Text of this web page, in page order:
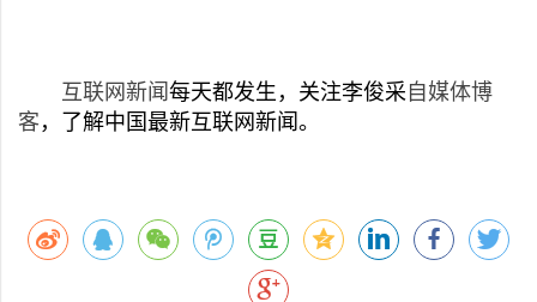
互联网新闻 每天都发生，关注李俊采 自媒体博
客 ，了解中国最新互联网新闻。